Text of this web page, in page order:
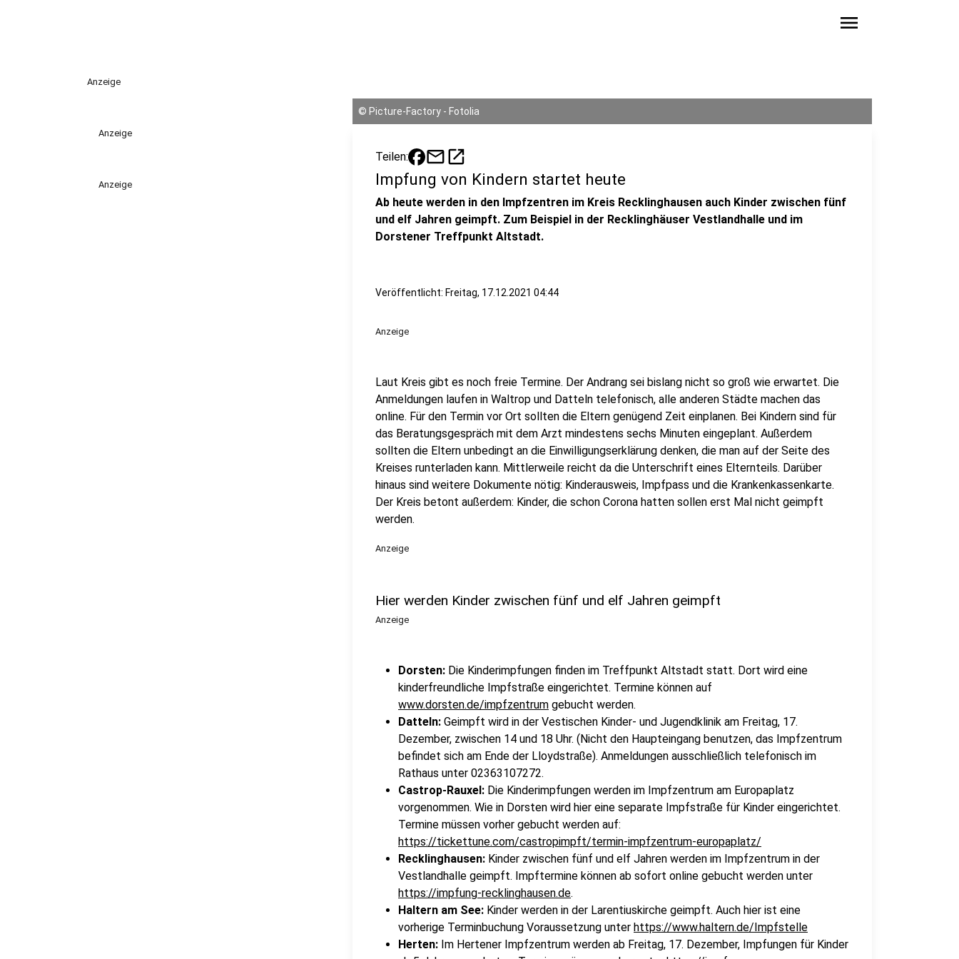
menu
Anzeige
Anzeige
Anzeige
© Picture-Factory - Fotolia
Teilen: mailopen_in_new
Impfung von Kindern startet heute
Ab heute werden in den Impfzentren im Kreis Recklinghausen auch Kinder zwischen fünf
und elf Jahren geimpft. Zum Beispiel in der Recklinghäuser Vestlandhalle und im
Dorstener Treffpunkt Altstadt.
Veröffentlicht: Freitag, 17.12.2021 04:44
Anzeige
Laut Kreis gibt es noch freie Termine. Der Andrang sei bislang nicht so groß wie erwartet. Die
Anmeldungen laufen in Waltrop und Datteln telefonisch, alle anderen Städte machen das
online. Für den Termin vor Ort sollten die Eltern genügend Zeit einplanen. Bei Kindern sind für
das Beratungsgespräch mit dem Arzt mindestens sechs Minuten eingeplant. Außerdem
sollten die Eltern unbedingt an die Einwilligungserklärung denken, die man auf der Seite des
Kreises runterladen kann. Mittlerweile reicht da die Unterschrift eines Elternteils. Darüber
hinaus sind weitere Dokumente nötig: Kinderausweis, Impfpass und die Krankenkassenkarte.
Der Kreis betont außerdem: Kinder, die schon Corona hatten sollen erst Mal nicht geimpft
werden.
Anzeige
Hier werden Kinder zwischen fünf und elf Jahren geimpft
Anzeige
Dorsten: Die Kinderimpfungen finden im Treffpunkt Altstadt statt. Dort wird eine
kinderfreundliche Impfstraße eingerichtet. Termine können auf
www.dorsten.de/impfzentrum gebucht werden.
Datteln: Geimpft wird in der Vestischen Kinder- und Jugendklinik am Freitag, 17.
Dezember, zwischen 14 und 18 Uhr. (Nicht den Haupteingang benutzen, das Impfzentrum
befindet sich am Ende der Lloydstraße). Anmeldungen ausschließlich telefonisch im
Rathaus unter 02363107272.
Castrop-Rauxel: Die Kinderimpfungen werden im Impfzentrum am Europaplatz
vorgenommen. Wie in Dorsten wird hier eine separate Impfstraße für Kinder eingerichtet.
Termine müssen vorher gebucht werden auf:
https://tickettune.com/castropimpft/termin-impfzentrum-europaplatz/
Recklinghausen: Kinder zwischen fünf und elf Jahren werden im Impfzentrum in der
Vestlandhalle geimpft. Impftermine können ab sofort online gebucht werden unter
https://impfung-recklinghausen.de.
Haltern am See: Kinder werden in der Larentiuskirche geimpft. Auch hier ist eine
vorherige Terminbuchung Voraussetzung unter https://www.haltern.de/Impfstelle
Herten: Im Hertener Impfzentrum werden ab Freitag, 17. Dezember, Impfungen für Kinder